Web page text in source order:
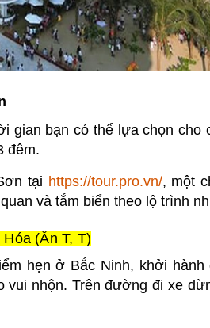
gian bạn có thể lựa chọn cho
đêm.
tại https://tour.pro.vn/, một
và tắm biển theo lộ trình
(Ăn T, T)
hẹn ở Bắc Ninh, khởi hành
nhộn. Trên đường đi xe